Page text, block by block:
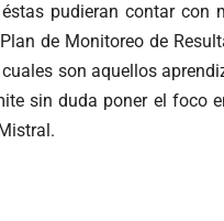
pudieran contar con
de Monitoreo de
son aquellos
sin duda poner el foco